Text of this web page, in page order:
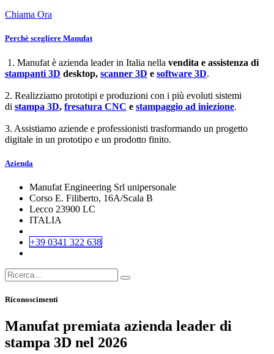
Chiama Ora
Perchè scegliere Manufat
1. Manufat è azienda leader in Italia nella vendita e assistenza di
stampanti 3D desktop, scanner 3D e software 3D.
2. Realizziamo prototipi e produzioni con i più evoluti sistemi
di stampa 3D, fresatura CNC e stampaggio ad iniezione.
3. Assistiamo aziende e professionisti trasformando un progetto
digitale in un prototipo e un prodotto finito.
Azienda
Manufat Engineering Srl unipersonale
Corso E. Filiberto, 16A/Scala B
Lecco 23900 LC
ITALIA
+39 0341 322 638
Riconoscimenti
Manufat premiata azienda leader di
stampa 3D nel 2026